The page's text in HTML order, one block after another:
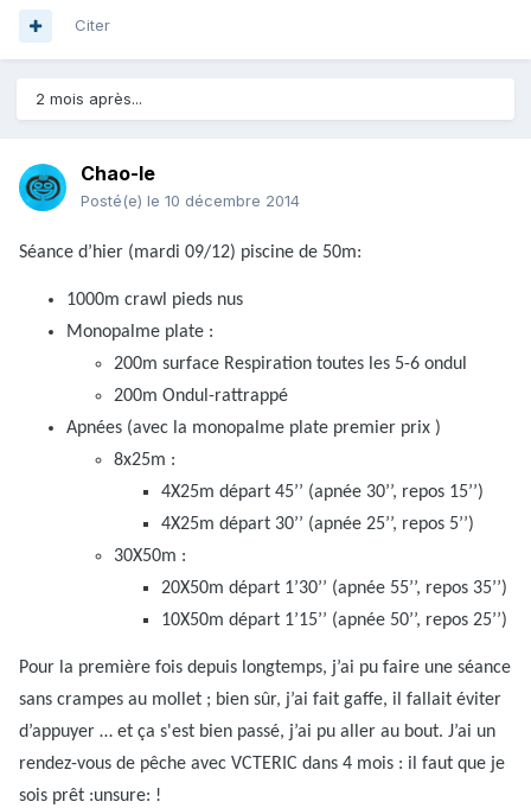
Citer
2 mois après...
Chao-le
Posté(e) le 10 décembre 2014
Séance d’hier (mardi 09/12) piscine de 50m:
1000m crawl pieds nus
Monopalme plate :
200m surface Respiration toutes les 5-6 ondul
200m Ondul-rattrappé
Apnées (avec la monopalme plate premier prix )
8x25m :
4X25m départ 45’’ (apnée 30’’, repos 15’’)
4X25m départ 30’’ (apnée 25’’, repos 5’’)
30X50m :
20X50m départ 1’30’’ (apnée 55’’, repos 35’’)
10X50m départ 1’15’’ (apnée 50’’, repos 25’’)
Pour la première fois depuis longtemps, j’ai pu faire une séance
sans crampes au mollet ; bien sûr, j’ai fait gaffe, il fallait éviter
d’appuyer … et ça s'est bien passé, j’ai pu aller au bout. J’ai un
rendez-vous de pêche avec VCTERIC dans 4 mois : il faut que je
sois prêt :unsure: !